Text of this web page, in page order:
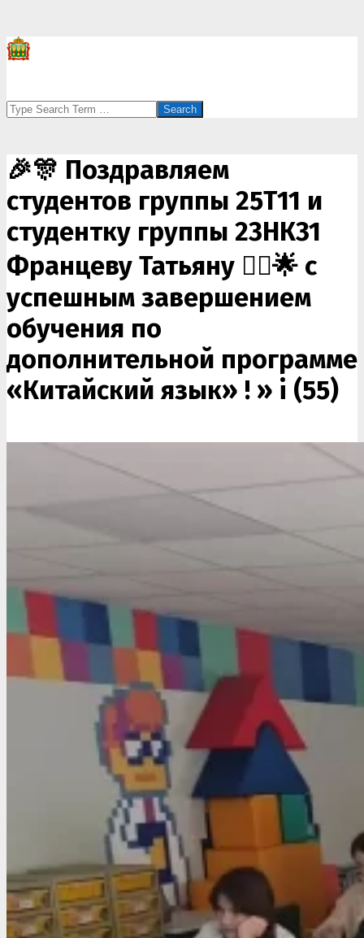
Search
🎉🎊 Поздравляем
студентов группы 25Т11 и
студентку группы 23НК31
Францеву Татьяну 🙋‍♀️🌟 с
успешным завершением
обучения по
дополнительной программе
«Китайский язык» ! » i (55)